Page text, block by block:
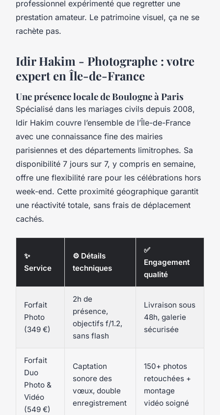
professionnel expérimenté que regretter une
prestation amateur. Le patrimoine visuel, ça ne se
rachète pas.
Idir Hakim - Photographe : votre
expert en Île-de-France
Une présence locale de Boulogne à Paris
Spécialisé dans les mariages civils depuis 2008,
Idir Hakim couvre l’ensemble de l’Île-de-France
avec une connaissance fine des mairies
parisiennes et des départements limitrophes. Sa
disponibilité 7 jours sur 7, y compris en semaine,
offre une flexibilité rare pour les célébrations hors
week-end. Cette proximité géographique garantit
une réactivité totale, sans frais de déplacement
cachés.
✨
Service
⚙️ Détails
techniques
✅
Engagement
qualité
Forfait
Photo
(349 €)
2h de
présence,
objectifs f/1.2,
sans flash
Livraison sous
48h, galerie
sécurisée
Forfait
Duo
Photo &
Vidéo
(549 €)
Captation
sonore des
vœux, double
enregistrement
150+ photos
retouchées +
montage
vidéo soigné